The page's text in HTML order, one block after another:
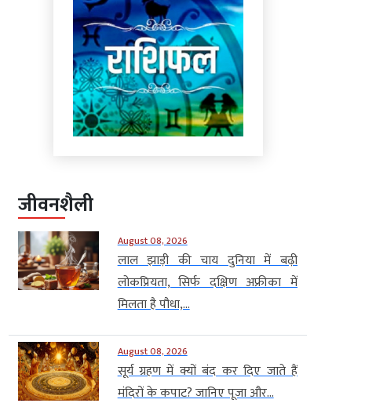
जीवनशैली
August 08, 2026
लाल झाड़ी की चाय दुनिया में बढ़ी
लोकप्रियता, सिर्फ दक्षिण अफ्रीका में
मिलता है पौधा,...
August 08, 2026
सूर्य ग्रहण में क्यों बंद कर दिए जाते हैं
मंदिरों के कपाट? जानिए पूजा और...